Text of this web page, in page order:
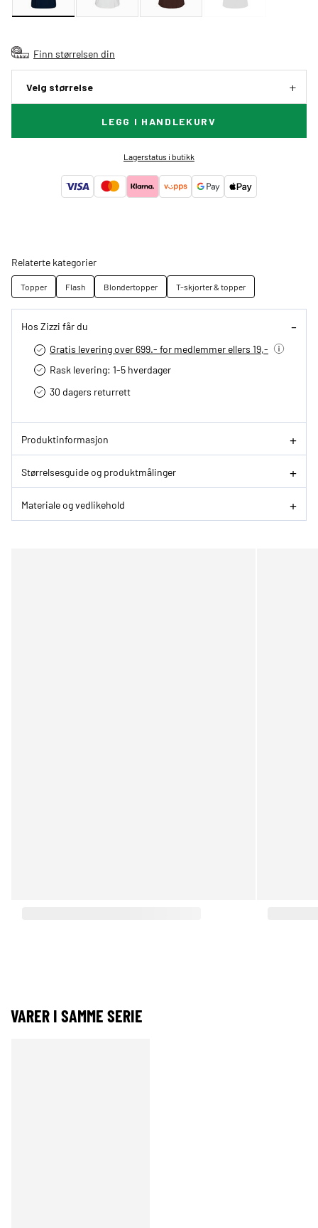
Finn størrelsen din
Velg størrelse
LEGG I HANDLEKURV
Lagerstatus i butikk
Relaterte kategorier
Topper Flash Blondertopper T-skjorter & topper
Hos Zizzi får du
Gratis levering over 699.- for medlemmer ellers 19,-
Rask levering: 1-5 hverdager
30 dagers returrett
Produktinformasjon
Størrelsesguide og produktmålinger
Materiale og vedlikehold
VARER I SAMME SERIE